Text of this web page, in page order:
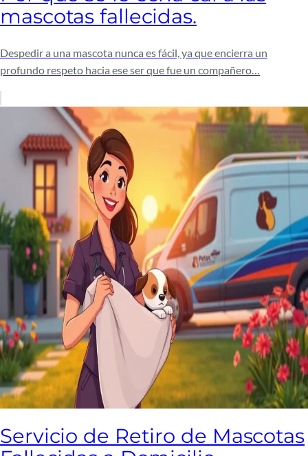
mascotas fallecidas.
Despedir a una mascota nunca es fácil, ya que encierra un
profundo respeto hacia ese ser que fue un compañero…
Servicio de Retiro de Mascotas